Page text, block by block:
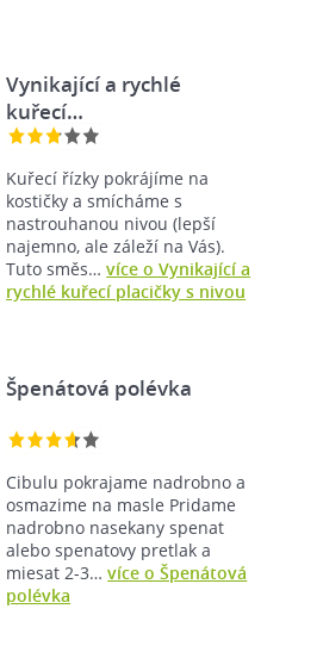
Vynikající a rychlé
kuřecí…
Kuřecí řízky pokrájíme na
kostičky a smícháme s
nastrouhanou nivou (lepší
najemno, ale záleží na Vás).
Tuto směs…více o Vynikající a
rychlé kuřecí placičky s nivou
Špenátová polévka
Cibulu pokrajame nadrobno a
osmazime na masle Pridame
nadrobno nasekany spenat
alebo spenatovy pretlak a
miesat 2-3…více o Špenátová
polévka